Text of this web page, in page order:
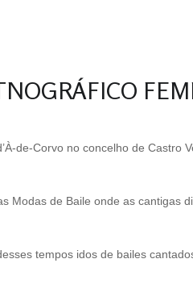
de-Corvo no concelho de
Modas de Baile onde as cantigas
tempos idos de bailes